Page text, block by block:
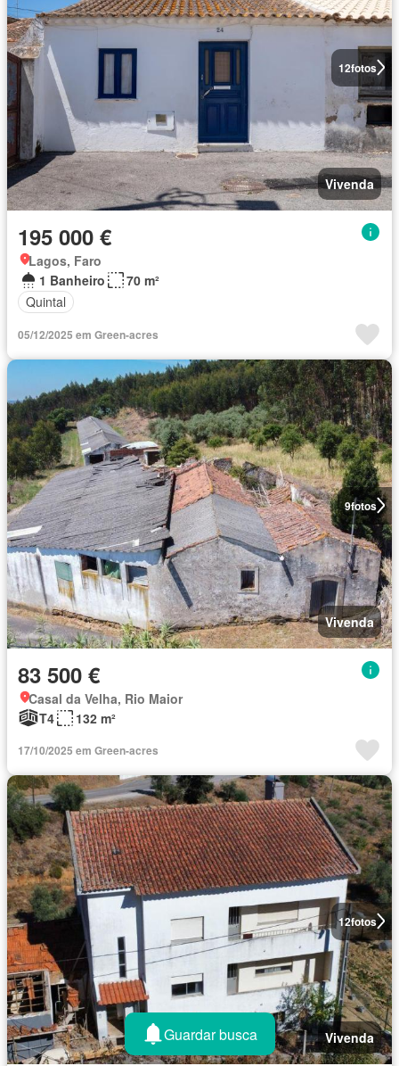
12fotos
Vivenda
195 000 €
Lagos, Faro
1 Banheiro
70 m²
Quintal
05/12/2025 em Green-acres
9fotos
Vivenda
83 500 €
Casal da Velha, Rio Maior
T4
132 m²
17/10/2025 em Green-acres
12fotos
Vivenda
Guardar busca